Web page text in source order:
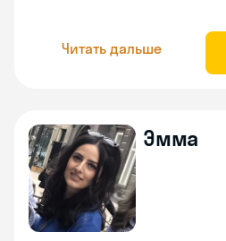
Читать дальше
Эмма